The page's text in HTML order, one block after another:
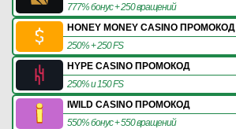
777% бонус + 250 вращений
HONEY MONEY CASINO ПРОМОКОД
250% + 250 FS
HYPE CASINO ПРОМОКОД
250% и 150 FS
IWILD CASINO ПРОМОКОД
550% бонус + 550 вращений